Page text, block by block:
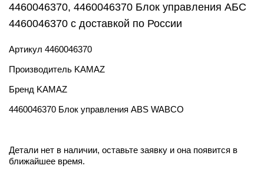
4460046370, 4460046370 Блок управления АБС
4460046370 с доставкой по России
Артикул 4460046370
Производитель KAMAZ
Бренд KAMAZ
4460046370 Блок управления ABS WABCO
Детали нет в наличии, оставьте заявку и она появится в
ближайшее время.